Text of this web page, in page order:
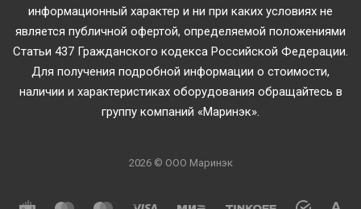
информационный характер и ни при каких условиях не
является публичной офертой, определяемой положениями
Статьи 437 Гражданского кодекса Российской Федерации.
Для получения подробной информации о стоимости,
наличии и характеристиках оборудования обращайтесь в
группу компаний «Маринэк».
2026 © ООО Маринэк